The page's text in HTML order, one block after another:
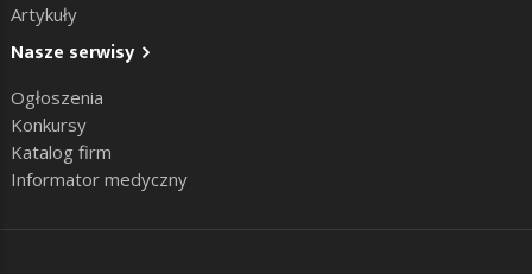
Artykuły
Nasze serwisy
Ogłoszenia
Konkursy
Katalog firm
Informator medyczny